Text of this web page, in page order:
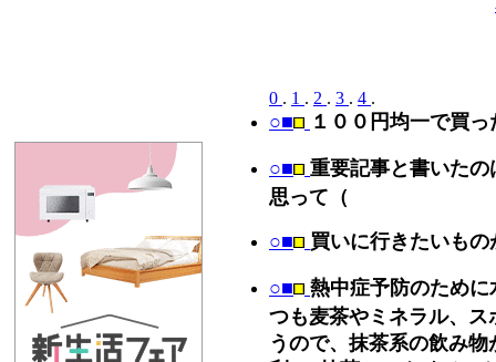
0 . 1 . 2 . 3 . 4 .
○■ １００円均一で買
○■ 重要記事と書いた
思って（
○■ 買いに行きたいも
○■ 熱中症予防のため
つも麦茶やミネラル、
うので、抹茶系の飲み